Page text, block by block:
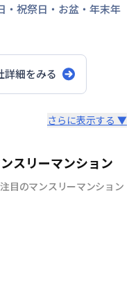
・祝祭日・お盆・年末年
詳細をみる
者様の住み心地と健康
入居者満足度97％！
さらに表示する ▼
スリーマンション
目のマンスリーマンション